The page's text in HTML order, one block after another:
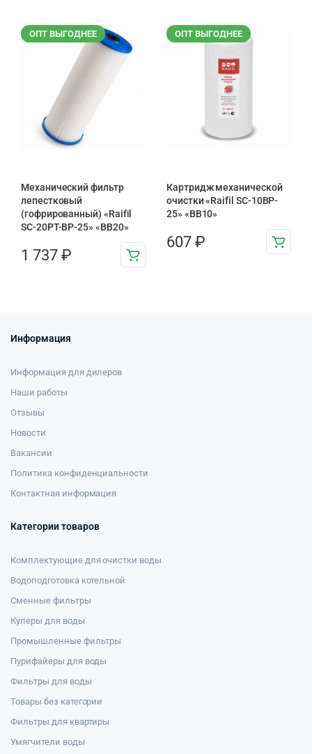
ОПТ ВЫГОДНЕЕ
Механический фильтр
лепестковый
(гофрированный) «Raifil
SC-20PT-ВР-25» «BB20»
1 737 ₽
ОПТ ВЫГОДНЕЕ
Картридж механической
очистки «Raifil SC-10BP-
25» «BB10»
607 ₽
Информация
Информация для дилеров
Наши работы
Отзывы
Новости
Вакансии
Политика конфиденциальности
Контактная информация
Категории товаров
Комплектующие для очистки воды
Водоподготовка котельной
Сменные фильтры
Кулеры для воды
Промышленные фильтры
Пурифайеры для воды
Фильтры для воды
Товары без категории
Фильтры для квартиры
Умягчители воды